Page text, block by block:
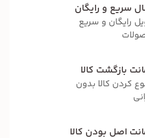
سریع و رایگان
رایگان و سریع
بازگشت کالا
کردن کالا بدون
اصل بودن کالا